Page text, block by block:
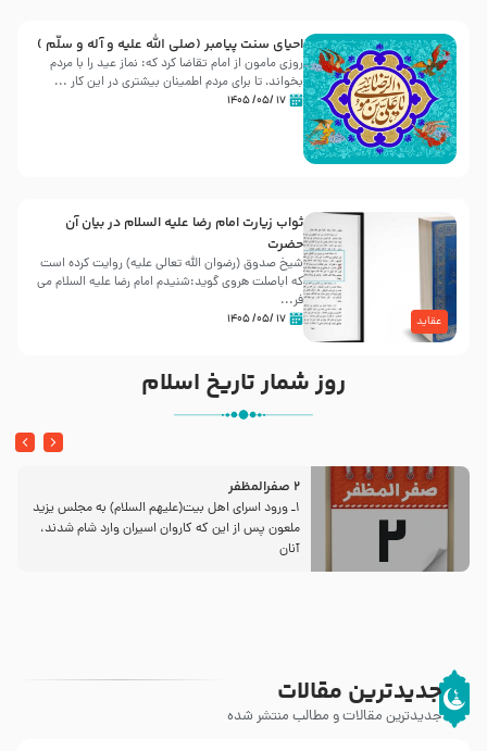
احیای سنت پیامبر (صلی الله علیه و آله و سلّم )
روزی مامون از امام تقاضا کرد که: نماز عید را با مردم
بخواند، تا برای مردم اطمینان بیشتری در این کار ...
۱۷ /۰۵/ ۱۴۰۵
عقاید
ثواب زیارت امام رضا علیه السلام در بیان آن
حضرت
شیخ صدوق (رضوان الله تعالی علیه) روایت کرده است
که اباصلت هروی گوید:شنیدم امام رضا علیه السلام می
فر...
۱۷ /۰۵/ ۱۴۰۵
روز شمار تاریخ اسلام
2 صفرالمظفر
1ـ ورود اسراى اهل بیت‌(علیهم السلام) به مجلس یزید
ملعون پس از این كه كاروان اسیران وارد شام شدند،
آنان
جدیدترین مقالات
جدیدترین مقالات و مطالب منتشر شده